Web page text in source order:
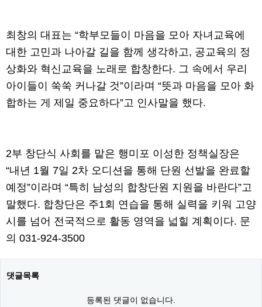
최창의 대표는 “학부모들이 마음을 모아 자녀교육에
대한 고민과 나아갈 길을 함께 생각하고, 공교육의 정
상화와 혁신교육을 노래로 합창한다. 그 속에서 우리
아이들이 쑥쑥 커나갈 것”이라며 “뜻과 마음을 모아 화
합하는 게 제일 중요하다”고 인사말을 했다.
2부 창단식 사회를 맡은 행미포 이성한 정책실장은
“내년 1월 7일 2차 오디션을 통해 단원 선발을 완료할
예정”이라며 “특히 남성의 합창단원 지원을 바란다”고
말했다. 합창단은 주1회 연습을 통해 실력을 키워 고양
시를 넘어 전국적으로 활동 영역을 넓힐 계획이다. 문
의 031-924-3500
댓글목록
등록된 댓글이 없습니다.